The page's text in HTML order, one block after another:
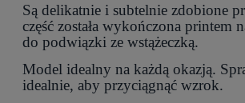
Są delikatnie i subtelnie zdobione
część została wykończona printem
do podwiązki ze wstążeczką.
Model idealny na każdą okazją.
idealnie, aby przyciągnąć wzrok.